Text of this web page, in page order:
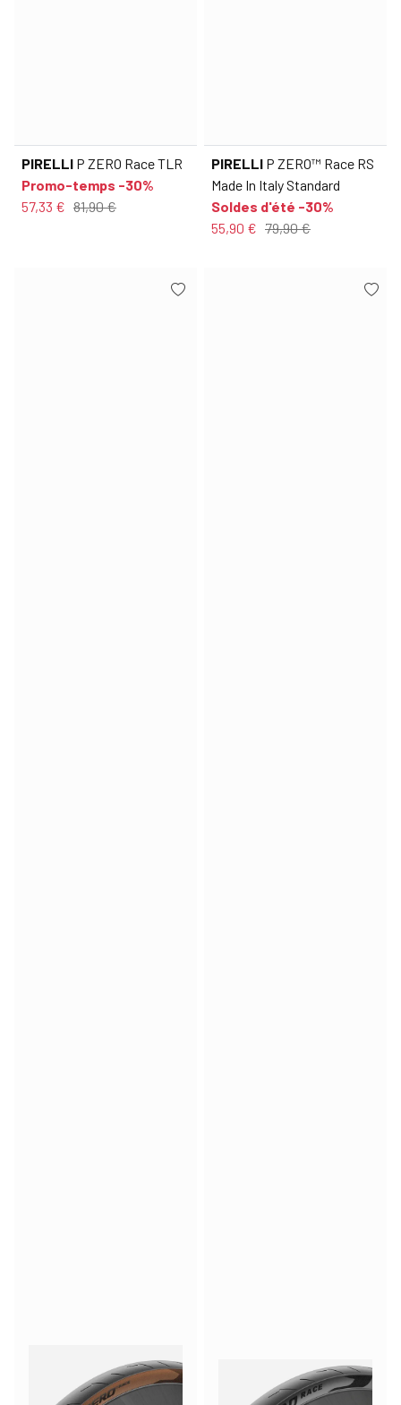
PIRELLI P ZERO Race TLR
Promo-temps -30%
57,33 € 81,90 €
PIRELLI P ZERO™ Race RS
Made In Italy Standard
Soldes d'été -30%
55,90 € 79,90 €